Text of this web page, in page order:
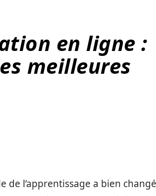
en ligne :
meilleures
de l’apprentissage a bien